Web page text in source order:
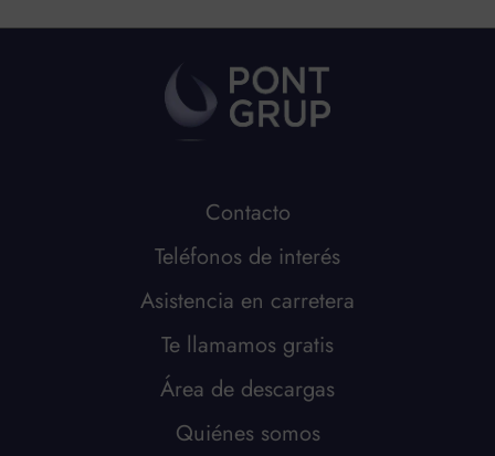
Contacto
Teléfonos de interés
Asistencia en carretera
Te llamamos gratis
Área de descargas
Quiénes somos